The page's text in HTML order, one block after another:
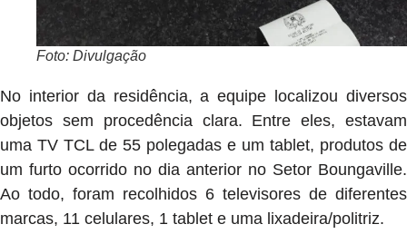
Foto: Divulgação
No interior da residência, a equipe localizou diversos
objetos sem procedência clara. Entre eles, estavam
uma TV TCL de 55 polegadas e um tablet, produtos de
um furto ocorrido no dia anterior no Setor Boungaville.
Ao todo, foram recolhidos 6 televisores de diferentes
marcas, 11 celulares, 1 tablet e uma lixadeira/politriz.